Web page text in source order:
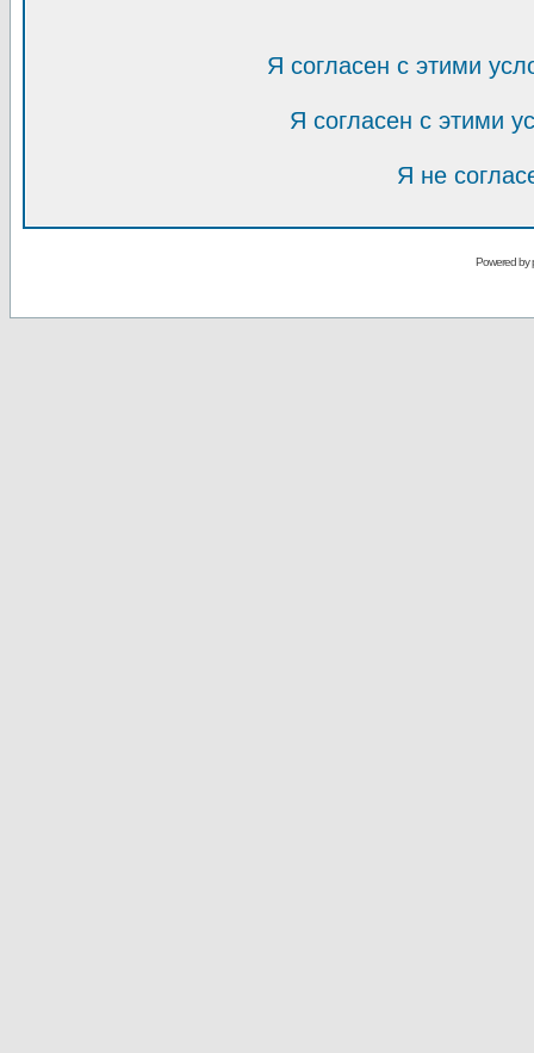
Я согласен с этими
Я согласен с этими
Я не
Powered by